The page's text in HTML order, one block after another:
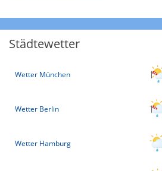
Städtewetter
Wetter München
Wetter Berlin
Wetter Hamburg